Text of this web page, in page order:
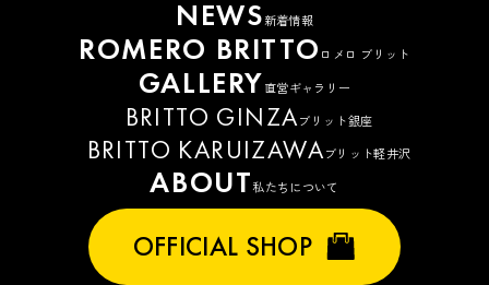
OFFICIAL SHOP
NEWS新着情報
ROMERO BRITTO ロメロ ブリット
GALLERY 直営ギャラリー
BRITTO GINZAブリット銀座
BRITTO KARUIZAWAブリット軽井沢
ABOUT私たちについて